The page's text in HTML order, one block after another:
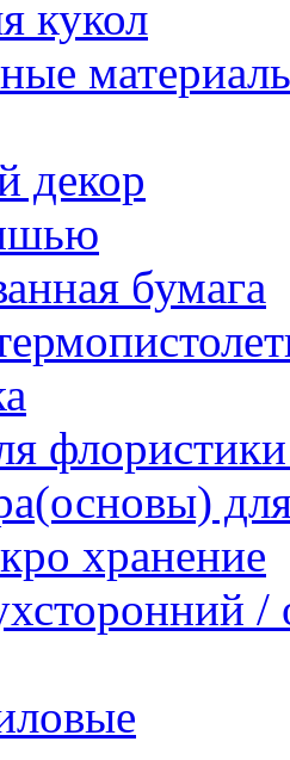
кукол
декор
бумага
хранение
/